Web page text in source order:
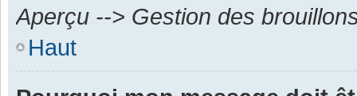
Aperçu --> Gestion des
Haut